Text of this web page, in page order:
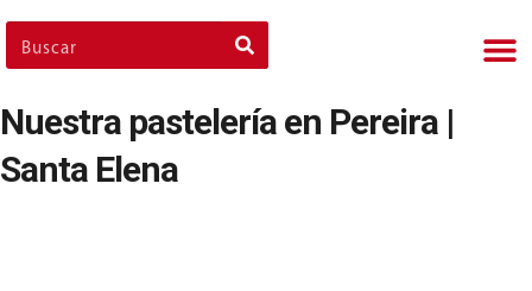
Nuestra pastelería en Pereira |
Santa Elena